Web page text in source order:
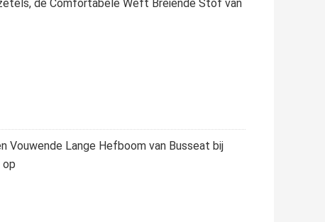
de Comfortabele Weft Breiende Stof van
Vouwende Lange Hefboom van Busseat bij